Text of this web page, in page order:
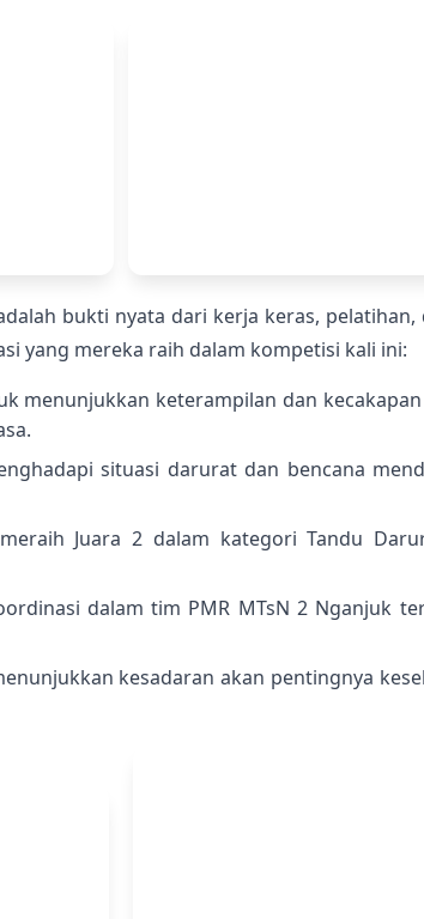
bukti nyata dari kerja keras,
yang mereka raih dalam kompetisi kali ini:
menunjukkan keterampilan dan
situasi darurat dan bencana
Juara 2 dalam kategori Tandu
dalam tim PMR MTsN 2 Nganjuk
kesadaran akan pentingnya